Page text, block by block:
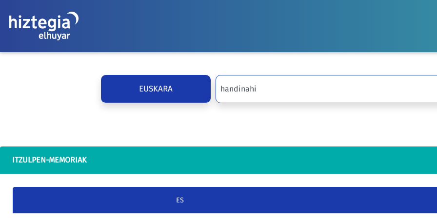
EUSKARA
ITZULPEN-MEMORIAK
ES